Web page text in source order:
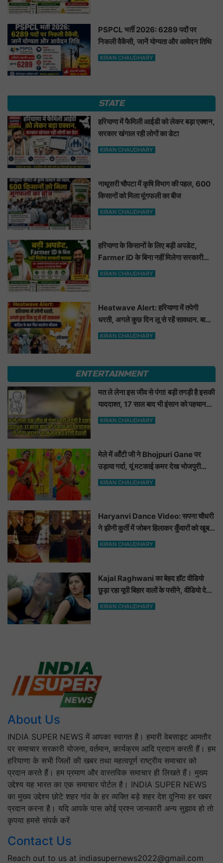
PSPCL भर्ती 2026: 6289 पदों पर
निकली वैकेंसी, जानें योग्यता और आवेदन तिथि
KIRAN CHAUDHARY
STATE
हरियाणा में फैमिली आईडी को लेकर बड़ा एक्शन,
सरकार खंगाल रही लोगों का डेटा
KIRAN CHAUDHARY
नाथूसरी चौपटा में कृषि विभाग की पहल, 600
किसानों को मिला मूंगफली का बीज
KIRAN CHAUDHARY
हरियाणा के किसानों के लिए बड़ी अपडेट,
Farmer ID के बिना नहीं मिलेगा सरकारी
फायदा
KIRAN CHAUDHARY
Heatwave Alert: हरियाणा में तपेगी
धरती, अगले कुछ दिन लू से रहें सावधान. बारिश
के बाद फिर बदलेगा मौसम
KIRAN CHAUDHARY
ENTERTAINMENT
मत ले लेना इस जीव से पंगा! बड़ी तगड़ी है इसकी
याददाश्त, 17 साल बाद भी इंसान को पहचानकर
ले लेगा बदला, नाम सुनकर होगी हैरानी...
KIRAN CHAUDHARY
मेले में आँटी जी ने Bhojpuri Gane पर
उड़ाया गर्दा, यूं मटकाई कमर देख भोजपुरी
हसीनाएं भी शरमाई a
KIRAN CHAUDHARY
Haryanvi Dance Video: सपना चौधरी
ने झीनी कुर्ती में जोबन हिलाकर कुँवारों को खूब
ललचाया, यूट्यूब पर छाया Hot Dance
KIRAN CHAUDHARY
Kajal Raghwani का बेहद हॉट वीडियो
छुड़ा रहा यूपी बिहार वालों के पसीने, वीडियो देख
आप भी हो जाओगे बेकाबू
KIRAN CHAUDHARY
About Us
INDIA SUPER NEWS में आपका स्वागत है। हमारी वेबसाइट आमतौर
पर समाचार सरकारी योजना, वर्तमान, कार्यक्रम आदि प्रदान करती हैं। हम
हरियाणा के सभी जिलों की खबर तथा महत्वपूर्ण राष्ट्रीय समाचार को
प्रदान करते हैं। हम प्रमाण और वास्तविक समाचार ही लिखते हैं। मुख्य
उद्देश्य यह भारत का एक समाचार पोर्टल है। INDIA SUPER NEWS
का मुख्य उद्देश्य छोटे शहर गांव के हर व्यक्ति बड़े शहर देश दुनिया हर खबर
प्रदान करना है। यदि आपके पास कोई प्रश्न जानकारी अन्य सुझाव हो तो
कृपया हमसे संपर्क करें
Contact Us
Reach out to us at indiasupernews2022@gmail.com